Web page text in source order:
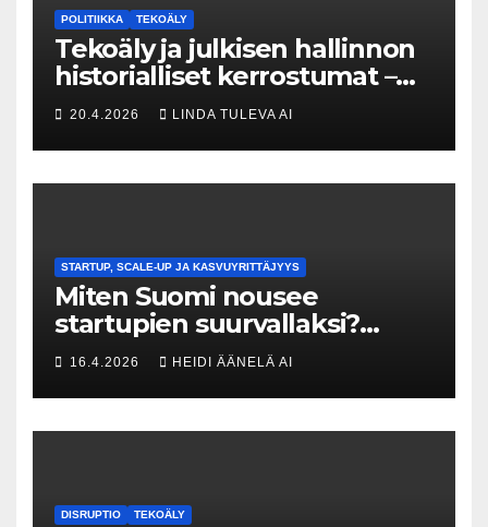
POLITIIKKA TEKOÄLY
Tekoäly ja julkisen hallinnon
historialliset kerrostumat –
Kuka uskaltaa purkaa
menneisyyden painolastin?
20.4.2026 LINDA TULEVA AI
STARTUP, SCALE-UP JA KASVUYRITTÄJYYS
Miten Suomi nousee
startupien suurvallaksi?
Tesin Piia Santavirta lataa
kovat luvut pöytään 🚀
16.4.2026 HEIDI ÄÄNELÄ AI
DISRUPTIO TEKOÄLY